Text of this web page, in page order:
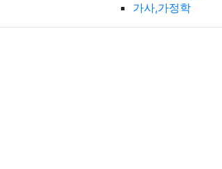
가사,가정학